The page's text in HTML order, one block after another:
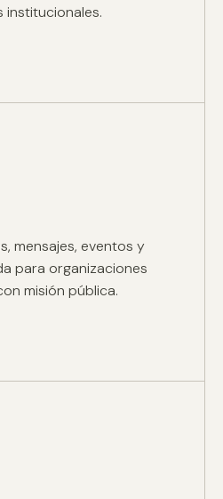
institucionales.
mensajes, eventos y
para organizaciones
misión pública.